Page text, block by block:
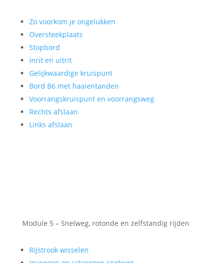
Zo voorkom je ongelukken
Oversteekplaats
Stopbord
Inrit en uitrit
Gelijkwaardige kruispunt
Bord B6 met haaientanden
Voorrangskruispunt en voorrangsweg
Rechts afslaan
Links afslaan
Module 5 – Snelweg, rotonde en zelfstandig rijden
Rijstrook wisselen